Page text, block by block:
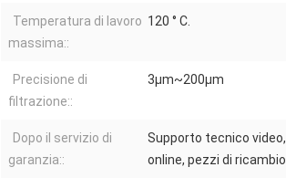
Temperatura di lavoro
massima::
120 ° C.
Precisione di
filtrazione::
3μm~200μm
Dopo il servizio di
garanzia::
Supporto tecnico
online, pezzi di ricambio